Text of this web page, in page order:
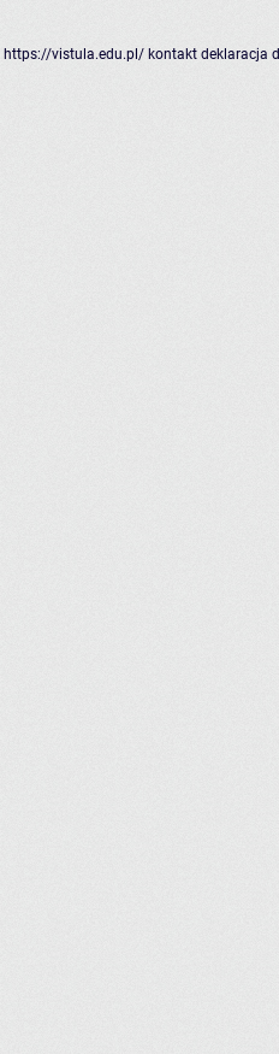
https://vistula.edu.pl/ kontakt deklaracja